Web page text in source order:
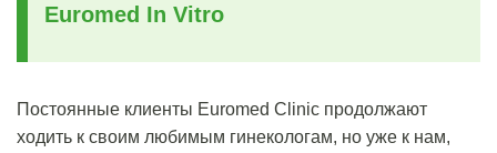
Euromed In Vitro
Постоянные клиенты Euromed Clinic продолжают
ходить к своим любимым гинекологам, но уже к нам,